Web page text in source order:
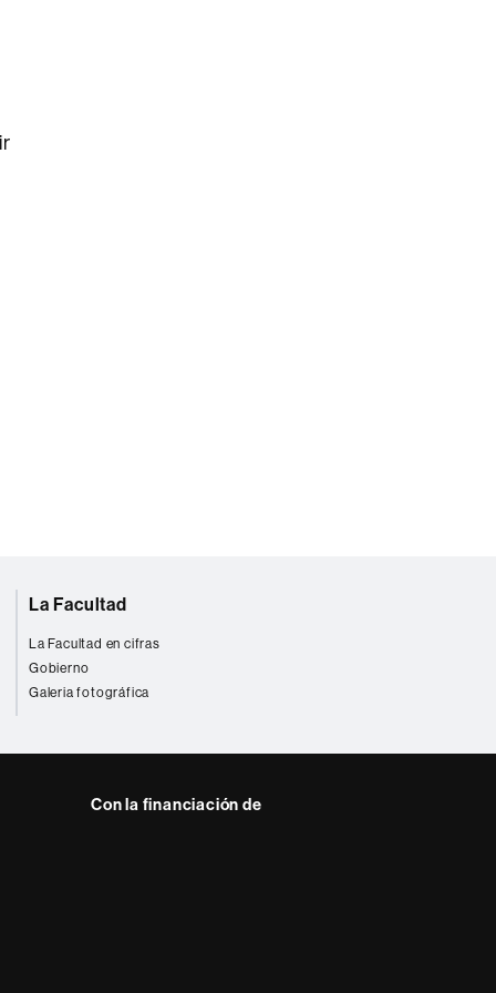
La Facultad
La Facultad en cifras
Gobierno
Galeria fotográfica
Con la financiación de